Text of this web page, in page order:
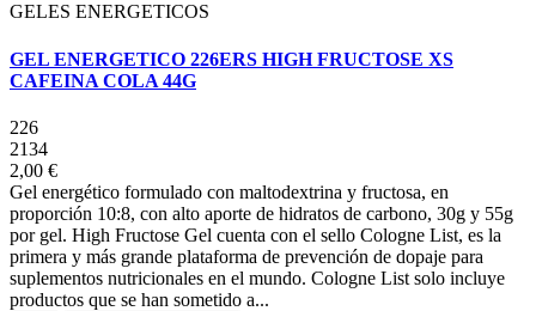
GELES ENERGETICOS
GEL ENERGETICO 226ERS HIGH FRUCTOSE XS
CAFEINA COLA 44G
226
2134
2,00 €
Gel energético formulado con maltodextrina y fructosa, en
proporción 10:8, con alto aporte de hidratos de carbono, 30g y 55g
por gel. High Fructose Gel cuenta con el sello Cologne List, es la
primera y más grande plataforma de prevención de dopaje para
suplementos nutricionales en el mundo. Cologne List solo incluye
productos que se han sometido a...